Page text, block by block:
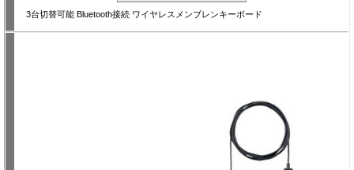
3台切替可能 Bluetooth接続 ワイヤレスメンブレンキーボード